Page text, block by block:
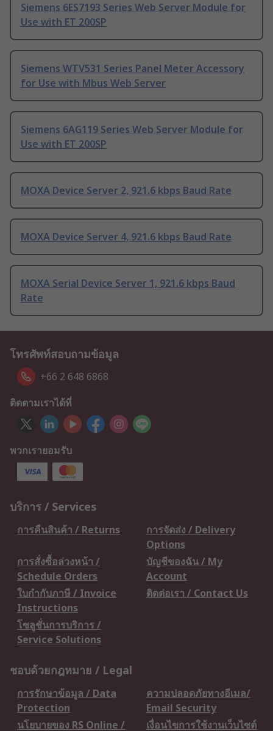
Siemens 6ES7193 Series Web Server Module for
Use with ET 200SP
Siemens WTV531 Series Panel Meter Accessory
for Use with Mbus Web Server
Siemens 6AG119 Series Web Server Module for
Use with ET 200SP
MOXA Device Server 2, 921.6 kbps Baud Rate
MOXA Device Server 4, 921.6 kbps Baud Rate
MOXA Serial Device Server 1, 921.6 kbps Baud
Rate
โทรศัพท์สอบถามข้อมูล
+66 2 648 6868
ติดตามเราได้ที่
พวกเรายอมรับ
บริการ / Services
การคืนสินค้า / Returns
การจัดส่ง / Delivery
Options
การสั่งซื้อล่วงหน้า /
Schedule Orders
บัญชีของฉัน / My
Account
ใบกำกับภาษี / Invoice
Instructions
ติดต่อเรา / Contact Us
โซลูชั่นการบริการ /
Service Solutions
ชอบด้วยกฎหมาย / Legal
การรักษาข้อมูล / Data
Protection
ความปลอดภัยทางอีเมล/
Email Security
นโยบายของ RS Online /
เงื่อนไขการใช้งานเว็บไซต์